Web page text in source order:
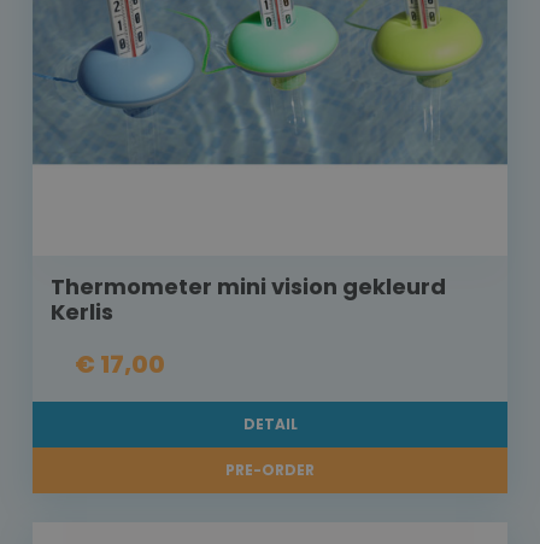
Thermometer mini vision gekleurd
Kerlis
€ 17,00
DETAIL
PRE-ORDER